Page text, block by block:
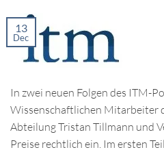
13
Dec
In zwei neuen Folgen des ITM-
Wissenschaftlichen Mitarbeiter
Abteilung Tristan Tillmann und
Preise rechtlich ein. Im ersten